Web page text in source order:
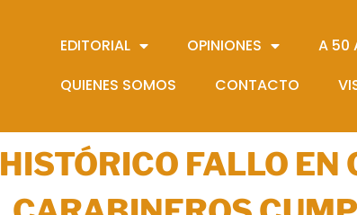
EDITORIAL OPINIONES A 50
QUIENES SOMOS
CONTACTO
HISTÓRICO FALLO